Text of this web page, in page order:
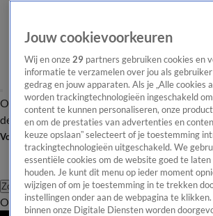
OverzichtAfleveringen Entertainment TV
de redactieNieuwsbrief
Volg Shownieuws
Zoeken
OverzichtEntertainmentSpraakmakend
Jouw cookievoorkeuren
Wij en onze 29 partners gebruiken cookies en
informatie te verzamelen over jou als
gedrag en jouw apparaten. Als je „Alle cookies
worden trackingtechnologieën ingeschakeld
content te kunnen personaliseren, onze
en om de prestaties van advertenties en
keuze opslaan” selecteert of je toestemming
trackingtechnologieën uitgeschakeld. We
essentiële cookies om de website goed te
houden. Je kunt dit menu op ieder moment
wijzigen of om je toestemming in te trekken
instellingen onder aan de webpagina te
binnen onze Digitale Diensten worden